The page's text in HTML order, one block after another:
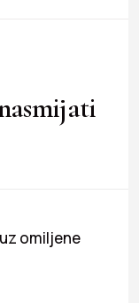
omiljene